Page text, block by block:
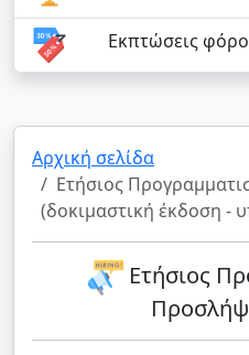
Εκπτώσεις
Αρχική σελίδα
Ετήσιος
(δοκιμαστική έκδοση -
Ετήσιος